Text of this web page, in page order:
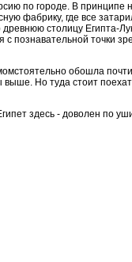
по городе. В принципе
фабрику, где все
столицу Египта-
познавательной точки
обошла
Но туда стоит
здесь - доволен по